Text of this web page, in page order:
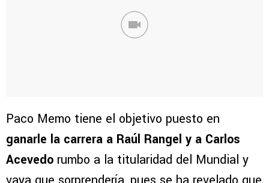
Paco Memo tiene el objetivo puesto en
ganarle la carrera a Raúl Rangel y a Carlos
Acevedo rumbo a la titularidad del Mundial y